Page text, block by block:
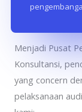
Menjadi Pusat
Konsultansi,
yang concern
pelaksanaan